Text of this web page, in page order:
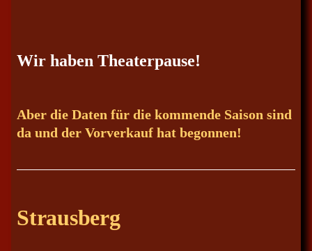
Wir haben Theaterpause!
Aber die Daten für die kommende Saison sind
da und der Vorverkauf hat begonnen!
Strausberg